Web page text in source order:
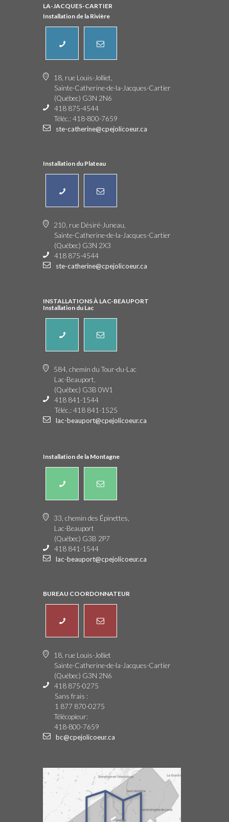
LA-JACQUES-CARTIER
Installation de la Rivière
18, rue Louis-Jolliet,
Sainte-Catherine-de-la-Jacques-Cartier
(Québec) G3N 2N6
418 875-4544
Téléc.: 418-800-7659
ste-catherine@cpejolicoeur.ca
Installation du Plateau
210, rue Désiré-Juneau,
Sainte-Catherine-de-la-Jacques-Cartier
(Québec) G3N 2X3
418 875-4544
ste-catherine@cpejolicoeur.ca
INSTALLATIONS À LAC-BEAUPORT
Installation du Lac
584, chemin du Tour-du-Lac
Lac-Beauport,
(Québec) G3B 0W1
418 841-1544
Téléc.: 418 841-1525
lac-beauport@cpejolicoeur.ca
Installation de la Montagne
33, chemin des Épinettes,
Lac-Beauport
(Québec) G3B 2P7
418 841-1544
lac-beauport@cpejolicoeur.ca
BUREAU COORDONNATEUR
18, rue Louis-Jolliet
Sainte-Catherine-de-la-Jacques-Cartier
(Québec) G3N 2N6
418 875-0275
Sans frais :
1 877 870-0275
Télécopieur:
418-800-7659
bc@cpejolicoeur.ca